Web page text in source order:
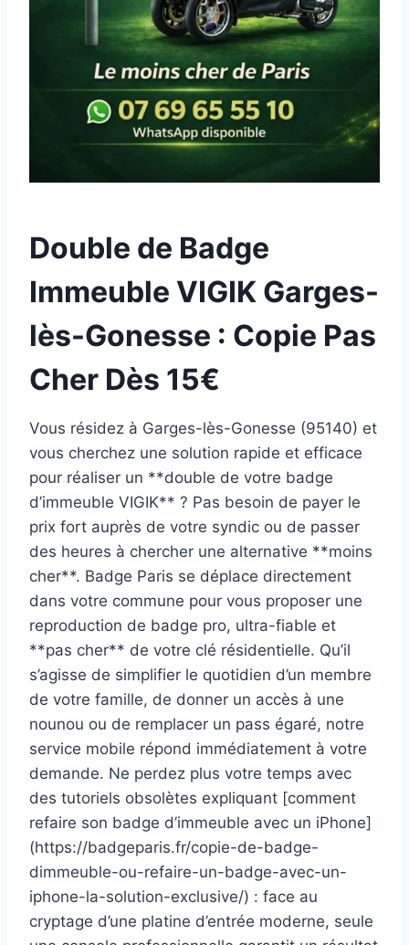
Double de Badge
Immeuble VIGIK Garges-
lès-Gonesse : Copie Pas
Cher Dès 15€
Vous résidez à Garges-lès-Gonesse (95140) et
vous cherchez une solution rapide et efficace
pour réaliser un **double de votre badge
d’immeuble VIGIK** ? Pas besoin de payer le
prix fort auprès de votre syndic ou de passer
des heures à chercher une alternative **moins
cher**. Badge Paris se déplace directement
dans votre commune pour vous proposer une
reproduction de badge pro, ultra-fiable et
**pas cher** de votre clé résidentielle. Qu’il
s’agisse de simplifier le quotidien d’un membre
de votre famille, de donner un accès à une
nounou ou de remplacer un pass égaré, notre
service mobile répond immédiatement à votre
demande. Ne perdez plus votre temps avec
des tutoriels obsolètes expliquant [comment
refaire son badge d’immeuble avec un iPhone]
(https://badgeparis.fr/copie-de-badge-
dimmeuble-ou-refaire-un-badge-avec-un-
iphone-la-solution-exclusive/) : face au
cryptage d’une platine d’entrée moderne, seule